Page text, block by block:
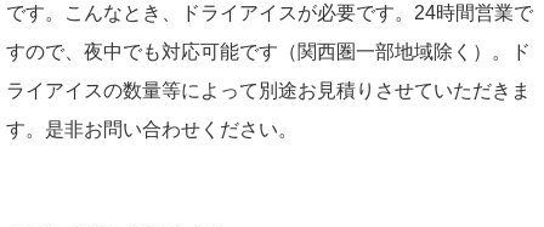
です。こんなとき、ドライアイスが必要です。24時間営業で
すので、夜中でも対応可能です（関西圏一部地域除く）。ド
ライアイスの数量等によって別途お見積りさせていただきま
す。是非お問い合わせください。